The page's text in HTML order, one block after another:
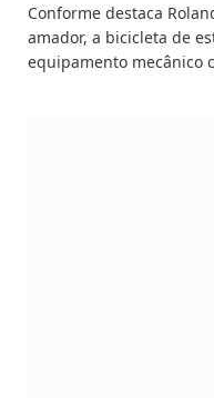
Conforme destaca
amador, a bicicleta de
equipamento mecânico